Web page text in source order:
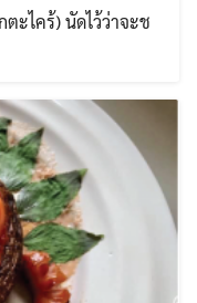
ะไคร้) นัดไว้ว่าจะช